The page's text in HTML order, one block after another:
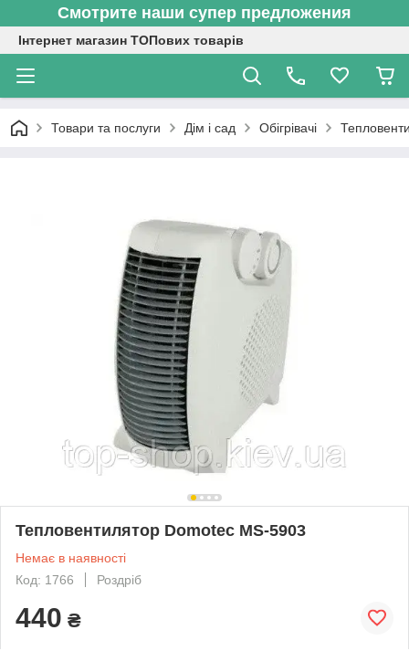
Смотрите наши супер предложения
Інтернет магазин ТОПових товарів
Товари та послуги Дім і сад Обігрівачі
Тепловентилятор Domotec MS-5903
Немає в наявності
Код: 1766
Роздріб
440 ₴